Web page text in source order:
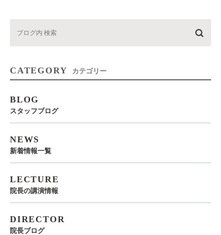
CATEGORY カテゴリー
BLOG
スタッフブログ
NEWS
新着情報一覧
LECTURE
院長の講演情報
DIRECTOR
院長ブログ